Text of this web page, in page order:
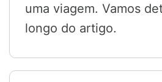
uma viagem. Vamos
longo do artigo.